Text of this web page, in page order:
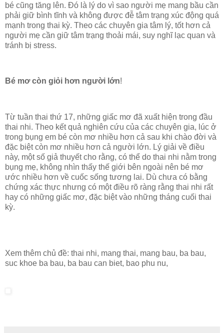
bé cũng tăng lên. Đó là lý do vì sao người mẹ mang bầu cần
phải giữ bình tĩnh và không được đễ tâm trạng xúc động quá
mạnh trong thai kỳ. Theo các chuyên gia tâm lý, tốt hơn cả
người mẹ cần giữ tâm trạng thoải mái, suy nghĩ lạc quan và
tránh bị stress.
Bé mơ còn giỏi hơn người lớn!
Từ tuần thai thứ 17, những giấc mơ đã xuất hiện trong đầu
thai nhi. Theo kết quả nghiên cứu của các chuyên gia, lúc ở
trong bụng em bé còn mơ nhiều hơn cả sau khi chào đời và
đặc biệt còn mơ nhiều hơn cả người lớn. Lý giải về điều
này, một số giả thuyết cho rằng, có thể do thai nhi nằm trong
bụng mẹ, không nhìn thấy thế giới bên ngoài nên bé mơ
ước nhiều hơn về cuốc sống tương lai. Dù chưa có bằng
chứng xác thực nhưng có một điều rõ ràng rằng thai nhi rất
hay có những giấc mơ, đặc biệt vào những tháng cuối thai
kỳ.
Xem thêm chủ đề: thai nhi, mang thai, mang bau, ba bau,
suc khoe ba bau, ba bau can biet, bao phu nu,